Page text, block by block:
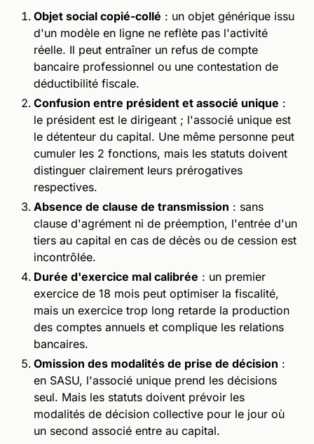
Objet social copié-collé : un objet générique issu
d'un modèle en ligne ne reflète pas l'activité
réelle. Il peut entraîner un refus de compte
bancaire professionnel ou une contestation de
déductibilité fiscale.
Confusion entre président et associé unique :
le président est le dirigeant ; l'associé unique est
le détenteur du capital. Une même personne peut
cumuler les 2 fonctions, mais les statuts doivent
distinguer clairement leurs prérogatives
respectives.
Absence de clause de transmission : sans
clause d'agrément ni de préemption, l'entrée d'un
tiers au capital en cas de décès ou de cession est
incontrôlée.
Durée d'exercice mal calibrée : un premier
exercice de 18 mois peut optimiser la fiscalité,
mais un exercice trop long retarde la production
des comptes annuels et complique les relations
bancaires.
Omission des modalités de prise de décision :
en SASU, l'associé unique prend les décisions
seul. Mais les statuts doivent prévoir les
modalités de décision collective pour le jour où
un second associé entre au capital.